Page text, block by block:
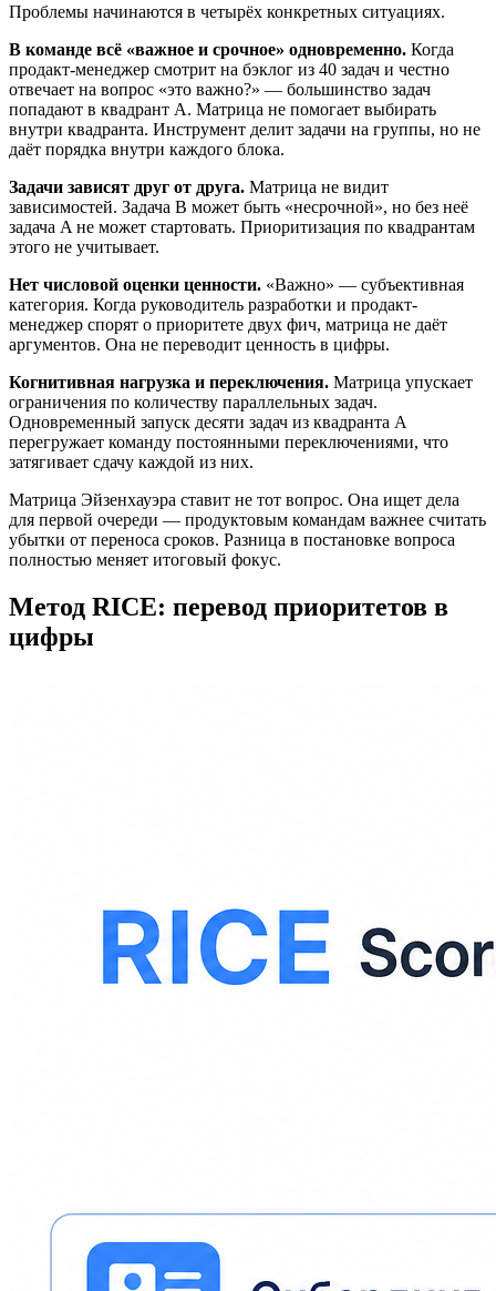
Проблемы начинаются в четырёх конкретных ситуациях.
В команде всё «важное и срочное» одновременно. Когда
продакт-менеджер смотрит на бэклог из 40 задач и честно
отвечает на вопрос «это важно?» — большинство задач
попадают в квадрант A. Матрица не помогает выбирать
внутри квадранта. Инструмент делит задачи на группы, но не
даёт порядка внутри каждого блока.
Задачи зависят друг от друга. Матрица не видит
зависимостей. Задача B может быть «несрочной», но без неё
задача A не может стартовать. Приоритизация по квадрантам
этого не учитывает.
Нет числовой оценки ценности. «Важно» — субъективная
категория. Когда руководитель разработки и продакт-
менеджер спорят о приоритете двух фич, матрица не даёт
аргументов. Она не переводит ценность в цифры.
Когнитивная нагрузка и переключения. Матрица упускает
ограничения по количеству параллельных задач.
Одновременный запуск десяти задач из квадранта A
перегружает команду постоянными переключениями, что
затягивает сдачу каждой из них.
Матрица Эйзенхауэра ставит не тот вопрос. Она ищет дела
для первой очереди — продуктовым командам важнее считать
убытки от переноса сроков. Разница в постановке вопроса
полностью меняет итоговый фокус.
Метод RICE: перевод приоритетов в
цифры